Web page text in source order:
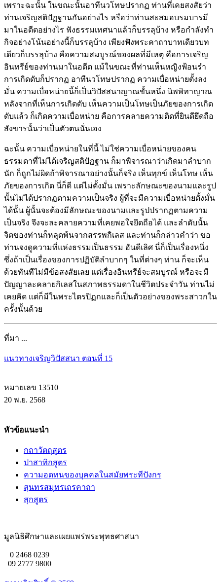
เพราะฉะนั้น ในขณะนั้นอาทีนวโทษปรากฏ ท่านที่เคยสงสัยว่า
ท่านเจริญสติปัฏฐานกันอย่างไร หรือว่าท่านสะสมอบรมบารมี
มาในอดีตอย่างไร ฟังธรรมเทศนาแล้วก็บรรลุบ้าง หรือกำลังทำ
กิจอย่างโน้นอย่างนี้ก็บรรลุบ้าง เพียงฟังพระคาถาบาทเดียวบท
เดียวก็บรรลุบ้าง คือความสมบูรณ์ของผลที่มีเหตุ คือการเจริญ
อินทรีย์ของท่านมาในอดีต แม้ในขณะที่ท่านเห็นหญิงฟ้อนรำ
การเกิดดับก็ปรากฏ อาทีนวโทษปรากฏ ความเบื่อหน่ายตั้งลง
มั่น ความเบื่อหน่ายนี้ก็เป็นวิปัสสนาญาณขั้นหนึ่ง นิพพิทาญาณ
หลังจากที่เห็นการเกิดดับ เห็นความเป็นโทษเป็นภัยของการเกิด
ดับแล้ว ก็เกิดความเบื่อหน่าย คือการคลายความติดที่ยินดียึดถือ
สังขารนั้นว่าเป็นตัวตนนั่นเอง
ฉะนั้น ความเบื่อหน่ายในที่นี้ ไม่ใช่ความเบื่อหน่ายของคน
ธรรมดาที่ไม่ได้เจริญสติปัฏฐาน ก็มาพิจารณาว่าเกิดมาลำบาก
นัก ก็ถูกไม่ผิดถ้าพิจารณาอย่างนั้นก็จริง เห็นทุกข์ เห็นโทษ เห็น
ภัยของการเกิด นี่ก็ดี แต่ไม่ตั้งมั่น เพราะลักษณะของนามและรูป
นั้นไม่ได้ปรากฏตามความเป็นจริง ผู้ที่จะมีความเบื่อหน่ายตั้งมั่น
ได้นั้น ผู้นั้นจะต้องมีลักษณะของนามและรูปปรากฏตามความ
เป็นจริง จึงจะละคลายความที่เคยพอใจยึดถือได้ และลำดับนั้น
จิตของท่านก็หลุดพ้นจากสรรพกิเลส และท่านก็กล่าวคำว่า ขอ
ท่านจงดูความที่แห่งธรรมเป็นธรรม อันดีเลิศ นี่ก็เป็นเรื่องหนึ่ง
ซึ่งถ้าเป็นเรื่องของการปฏิบัติลำบากๆ ในที่ต่างๆ ท่าน ก็จะเห็น
ด้วยทันทีไม่มีข้อสงสัยเลย แต่เรื่องอินทรีย์จะสมบูรณ์ หรือจะมี
ปัญญาละคลายกิเลสในสภาพธรรมดาในชีวิตประจำวัน ท่านไม่
เคยคิด แต่ก็มีในพระไตรปิฏกและก็เป็นตัวอย่างของพระสาวกใน
ครั้งนั้นด้วย
ที่มา ...
แนวทางเจริญวิปัสสนา ตอนที่ 15
หมายเลข 13510
20 พ.ย. 2568
หัวข้อแนะนำ
กถาวัตถุสูตร
ปาสาทิกสูตร
ความอดทนของบุคคลในสมัยพระทีปังกร
สุนทรสมุทรเถรคาถา
สุกสูตร
มูลนิธิศึกษาและเผยแพร่พระพุทธศาสนา
0 2468 0239
09 2777 9800